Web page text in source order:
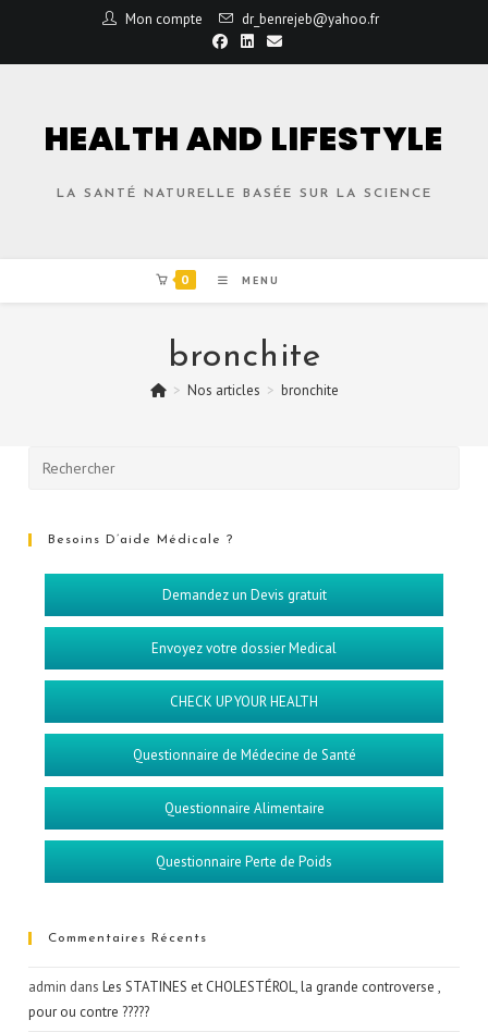
Mon compte dr_benrejeb@yahoo.fr
HEALTH AND LIFESTYLE
LA SANTÉ NATURELLE BASÉE SUR LA SCIENCE
0 MENU
bronchite
> Nos articles > bronchite
Besoins D’aide Médicale ?
Demandez un Devis gratuit
Envoyez votre dossier Medical
CHECK UP YOUR HEALTH
Questionnaire de Médecine de Santé
Questionnaire Alimentaire
Questionnaire Perte de Poids
Commentaires Récents
admin dansLes STATINES et CHOLESTÉROL, la grande controverse ,
pour ou contre ?????